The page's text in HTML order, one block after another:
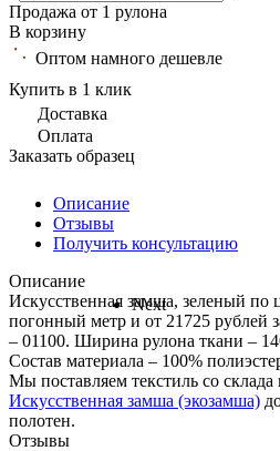
Next
Продажа от 1 рулона
В корзину
Оптом намного дешевле
Купить в 1 клик
Доставка
Оплата
Заказать образец
Описание
Отзывы
Получить консультацию
Описание
Искусственная замша, зеленый по
погонный метр и от 21725 рублей
– 01100. Ширина рулона ткани –
Состав материала – 100%
Мы поставляем текстиль со
Искусственная замша (экозамша)
полотен.
Отзывы